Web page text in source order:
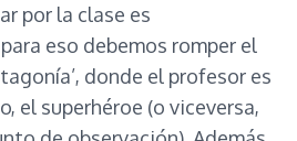
por la clase es
eso debemos romper el
donde el profesor es
el superhéroe (o viceversa,